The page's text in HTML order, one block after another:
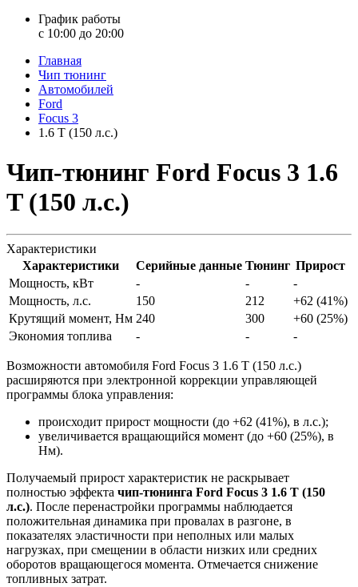
График работы
с 10:00 до 20:00
Главная
Чип тюнинг
Автомобилей
Ford
Focus 3
1.6 T (150 л.с.)
Чип-тюнинг Ford Focus 3 1.6
T (150 л.с.)
Характеристики
Характеристики
Серийные данные Тюнинг Прирост
Мощность, кВт
- -
-
Мощность, л.с.
150 212
+62 (41%)
Крутящий момент, Нм 240 300
+60 (25%)
Экономия топлива
- - -
Возможности автомобиля Ford Focus 3 1.6 T (150 л.с.)
расширяются при электронной коррекции управляющей
программы блока управления:
происходит прирост мощности (до +62 (41%), в л.с.);
увеличивается вращающийся момент (до +60 (25%), в
Нм).
Получаемый прирост характеристик не раскрывает
полностью эффекта чип-тюнинга Ford Focus 3 1.6 T (150
л.с.). После перенастройки программы наблюдается
положительная динамика при провалах в разгоне, в
показателях эластичности при неполных или малых
нагрузках, при смещении в области низких или средних
оборотов вращающегося момента. Отмечается снижение
топливных затрат.